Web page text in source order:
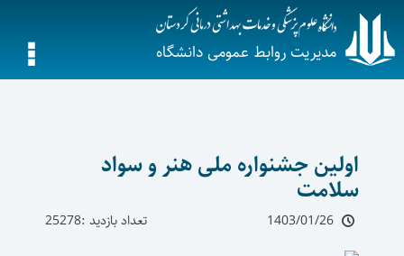
مدیریت روابط عمومی دانشگاه
اولین جشنواره ملی هنر و سواد
سلامت
تعداد بازدید :25278